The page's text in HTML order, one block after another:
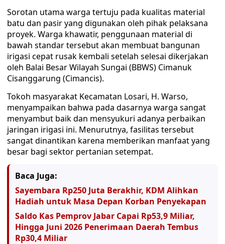
Sorotan utama warga tertuju pada kualitas material
batu dan pasir yang digunakan oleh pihak pelaksana
proyek. Warga khawatir, penggunaan material di
bawah standar tersebut akan membuat bangunan
irigasi cepat rusak kembali setelah selesai dikerjakan
oleh Balai Besar Wilayah Sungai (BBWS) Cimanuk
Cisanggarung (Cimancis).
Tokoh masyarakat Kecamatan Losari, H. Warso,
menyampaikan bahwa pada dasarnya warga sangat
menyambut baik dan mensyukuri adanya perbaikan
jaringan irigasi ini. Menurutnya, fasilitas tersebut
sangat dinantikan karena memberikan manfaat yang
besar bagi sektor pertanian setempat.
Baca Juga:
Sayembara Rp250 Juta Berakhir, KDM Alihkan
Hadiah untuk Masa Depan Korban Penyekapan
Saldo Kas Pemprov Jabar Capai Rp53,9 Miliar,
Hingga Juni 2026 Penerimaan Daerah Tembus
Rp30,4 Miliar